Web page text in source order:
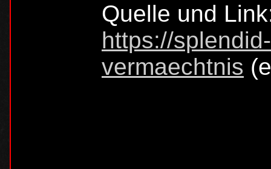
Quelle und
https://
vermaechtnis